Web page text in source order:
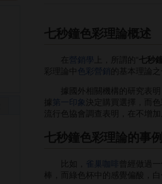
七秒鐘色彩理論概述
在 營銷學 上，所謂的“七秒
彩理論中色彩營銷 的基本理論
據國外相關機構的研究表明
第一印象
決定購買選擇，而
流行色協會調查表明，在不增
七秒鐘色彩理論的事
比如， 雀巢咖啡
曾經做過
棒，而綠色杯中的感覺偏酸，